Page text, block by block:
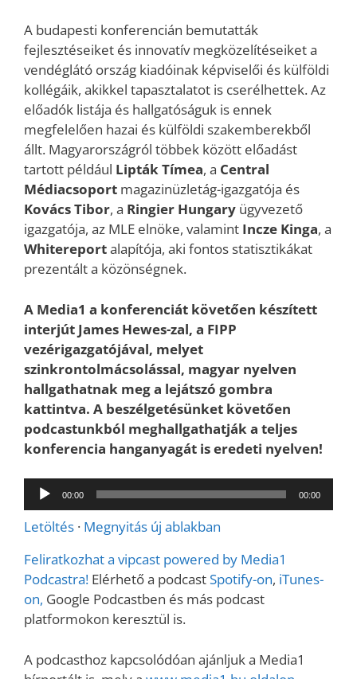
A budapesti konferencián bemutatták
fejlesztéseiket és innovatív megközelítéseiket a
vendéglátó ország kiadóinak képviselői és külföldi
kollégáik, akikkel tapasztalatot is cserélhettek. Az
előadók listája és hallgatóságuk is ennek
megfelelően hazai és külföldi szakemberekből
állt. Magyarországról többek között előadást
tartott például Lipták Tímea, a Central
Médiacsoport magazinüzletág-igazgatója és
Kovács Tibor, a Ringier Hungary ügyvezető
igazgatója, az MLE elnöke, valamint Incze Kinga, a
Whitereportalapítója, aki fontos statisztikákat
prezentált a közönségnek.
A Media1 a konferenciát követően készített
interjút James Hewes-zal, a FIPP
vezérigazgatójával, melyet
szinkrontolmácsolással, magyar nyelven
hallgathatnak meg a lejátszó gombra
kattintva. A beszélgetésünket követően
podcastunkból meghallgathatják a teljes
konferencia hanganyagát is eredeti nyelven!
Audió
lejátszó
00:00 00:00
Letöltés · Megnyitás új ablakban
Feliratkozhat a vipcast powered by Media1
Podcastra! Elérhető a podcastSpotify-on, iTunes-
on, Google Podcastben és más podcast
platformokon keresztül is.
A podcasthoz kapcsolódóan ajánljuk a Media1